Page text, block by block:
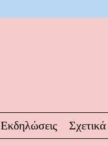
Εκδηλώσεις Σχετικά